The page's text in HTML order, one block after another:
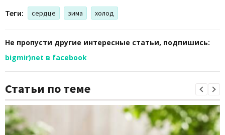
Теги: сердце зима холод
Не пропусти другие интересные статьи, подпишись:
bigmir)net в facebook
Статьи по теме